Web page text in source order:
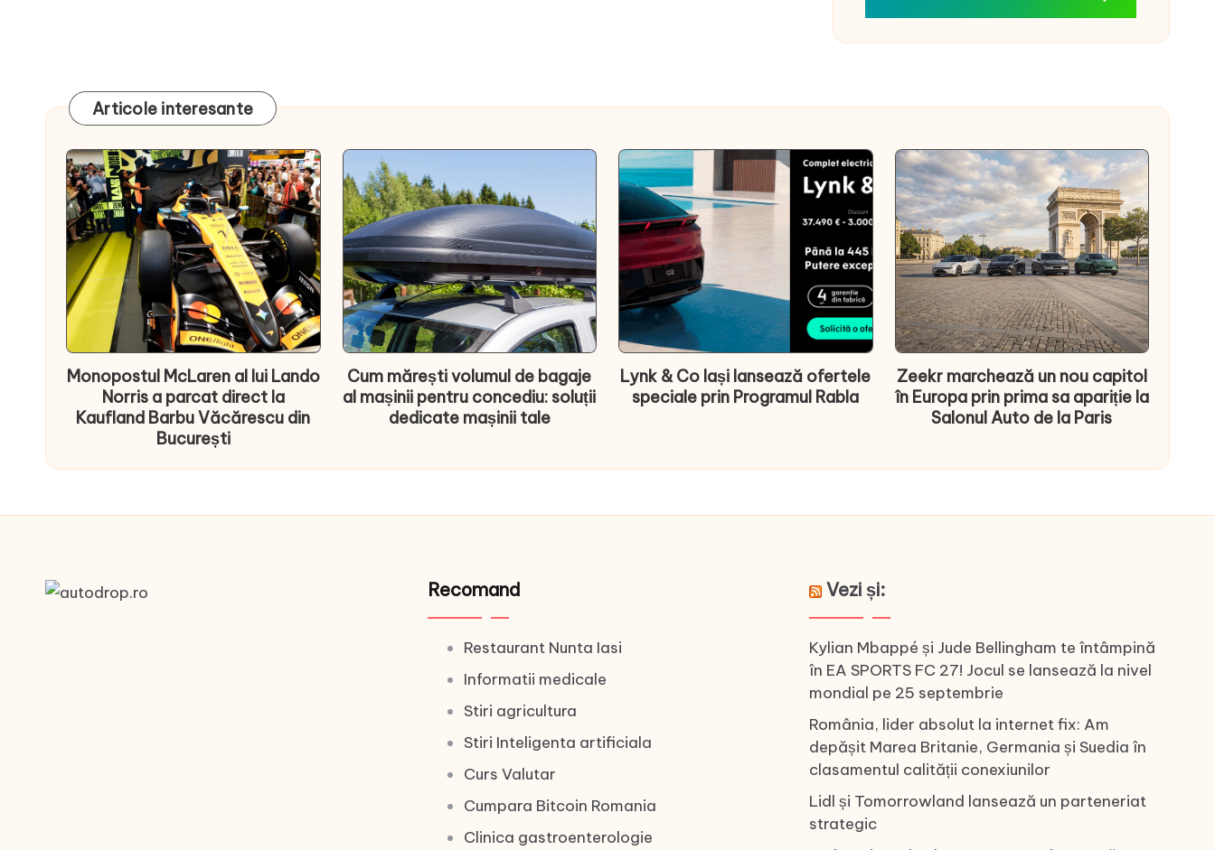
Articole interesante
Monopostul McLaren al lui Lando
Norris a parcat direct la
Kaufland Barbu Văcărescu din
București
Cum mărești volumul de bagaje
al mașinii pentru concediu: soluții
dedicate mașinii tale
Lynk & Co Iași lansează ofertele
speciale prin Programul Rabla
Zeekr marchează un nou capitol
în Europa prin prima sa apariție la
Salonul Auto de la Paris
Recomand
Restaurant Nunta Iasi
Informatii medicale
Stiri agricultura
Stiri Inteligenta artificiala
Curs Valutar
Cumpara Bitcoin Romania
Clinica gastroenterologie
Vezi și:
Kylian Mbappé și Jude Bellingham te întâmpină
în EA SPORTS FC 27! Jocul se lansează la nivel
mondial pe 25 septembrie
România, lider absolut la internet fix: Am
depășit Marea Britanie, Germania și Suedia în
clasamentul calității conexiunilor
Lidl și Tomorrowland lansează un parteneriat
strategic